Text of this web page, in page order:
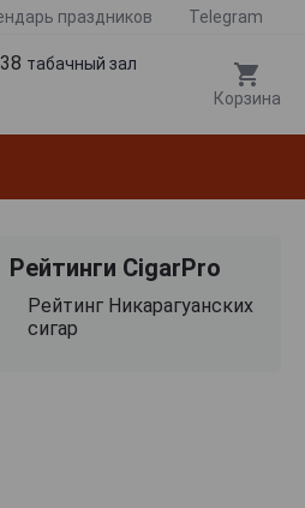
праздников Telegram
табачный зал
Корзина
Рейтинги CigarPro
Рейтинг Никарагуанских
сигар